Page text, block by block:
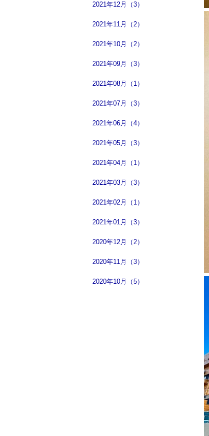
2021年12月（3）
2021年11月（2）
2021年10月（2）
2021年09月（3）
2021年08月（1）
2021年07月（3）
2021年06月（4）
2021年05月（3）
2021年04月（1）
2021年03月（3）
2021年02月（1）
2021年01月（3）
2020年12月（2）
2020年11月（3）
2020年10月（5）